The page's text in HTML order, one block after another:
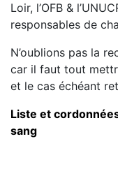
Loir, l’OFB &
responsables de
N’oublions pas la
car il faut tout
et le cas échéant
Liste et
sang